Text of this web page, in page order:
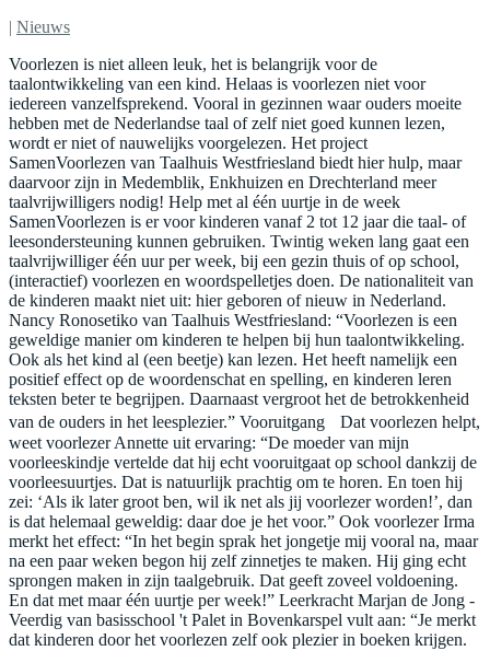
| Nieuws
Voorlezen is niet alleen leuk, het is belangrijk voor de
taalontwikkeling van een kind. Helaas is voorlezen niet voor
iedereen vanzelfsprekend. Vooral in gezinnen waar ouders moeite
hebben met de Nederlandse taal of zelf niet goed kunnen lezen,
wordt er niet of nauwelijks voorgelezen. Het project
SamenVoorlezen van Taalhuis Westfriesland biedt hier hulp, maar
daarvoor zijn in Medemblik, Enkhuizen en Drechterland meer
taalvrijwilligers nodig! Help met al één uurtje in de week
SamenVoorlezen is er voor kinderen vanaf 2 tot 12 jaar die taal- of
leesondersteuning kunnen gebruiken. Twintig weken lang gaat een
taalvrijwilliger één uur per week, bij een gezin thuis of op school,
(interactief) voorlezen en woordspelletjes doen. De nationaliteit van
de kinderen maakt niet uit: hier geboren of nieuw in Nederland.
Nancy Ronosetiko van Taalhuis Westfriesland: “Voorlezen is een
geweldige manier om kinderen te helpen bij hun taalontwikkeling.
Ook als het kind al (een beetje) kan lezen. Het heeft namelijk een
positief effect op de woordenschat en spelling, en kinderen leren
teksten beter te begrijpen. Daarnaast vergroot het de betrokkenheid
van de ouders in het leesplezier.” Vooruitgang Dat voorlezen helpt,
weet voorlezer Annette uit ervaring: “De moeder van mijn
voorleeskindje vertelde dat hij echt vooruitgaat op school dankzij de
voorleesuurtjes. Dat is natuurlijk prachtig om te horen. En toen hij
zei: ‘Als ik later groot ben, wil ik net als jij voorlezer worden!’, dan
is dat helemaal geweldig: daar doe je het voor.” Ook voorlezer Irma
merkt het effect: “In het begin sprak het jongetje mij vooral na, maar
na een paar weken begon hij zelf zinnetjes te maken. Hij ging echt
sprongen maken in zijn taalgebruik. Dat geeft zoveel voldoening.
En dat met maar één uurtje per week!” Leerkracht Marjan de Jong -
Veerdig van basisschool 't Palet in Bovenkarspel vult aan: “Je merkt
dat kinderen door het voorlezen zelf ook plezier in boeken krijgen.